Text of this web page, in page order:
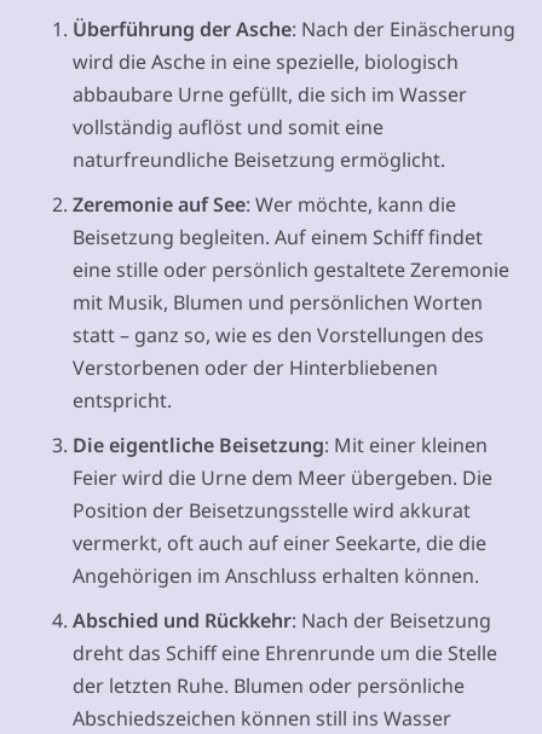
Überführung der Asche: Nach der Einäscherung
wird die Asche in eine spezielle, biologisch
abbaubare Urne gefüllt, die sich im Wasser
vollständig auflöst und somit eine
naturfreundliche Beisetzung ermöglicht.
Zeremonie auf See: Wer möchte, kann die
Beisetzung begleiten. Auf einem Schiff findet
eine stille oder persönlich gestaltete Zeremonie
mit Musik, Blumen und persönlichen Worten
statt – ganz so, wie es den Vorstellungen des
Verstorbenen oder der Hinterbliebenen
entspricht.
Die eigentliche Beisetzung: Mit einer kleinen
Feier wird die Urne dem Meer übergeben. Die
Position der Beisetzungsstelle wird akkurat
vermerkt, oft auch auf einer Seekarte, die die
Angehörigen im Anschluss erhalten können.
Abschied und Rückkehr: Nach der Beisetzung
dreht das Schiff eine Ehrenrunde um die Stelle
der letzten Ruhe. Blumen oder persönliche
Abschiedszeichen können still ins Wasser